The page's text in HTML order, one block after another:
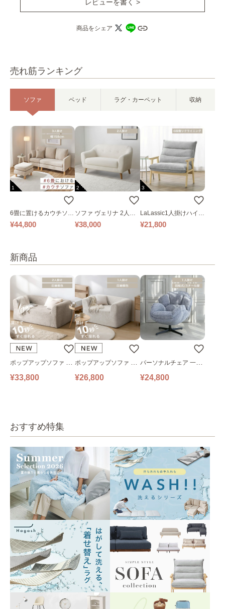
売れ筋ランキング
ソファ ベッド ラグ・カーペット 収納
1
6畳に置けるカウチソフ
ァ｜ベージュ
¥44,800
2
ソファ ヴェリナ 2人掛
け
¥38,000
3
LaLassic1人掛けハイバ
ックソファ ワイド
¥21,800
新商品
ポップアップソファ ソ
ファ フロアソファ 幅14
¥33,800
ポップアップソファ ソ
ファ フロアソファ 幅10
¥26,800
パーソナルチェア 一人
掛けソファ O’HANA ソ
¥24,800
おすすめ特集
レビューを書く >
商品をシェア